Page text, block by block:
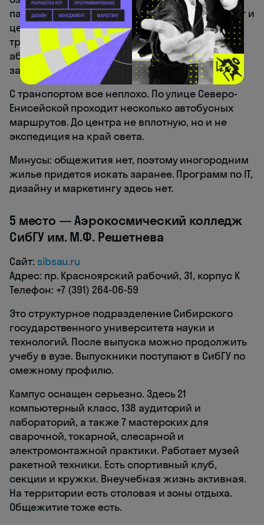
партнеров. Доступны образовательный кредит и
целевое обучение с гарантией
трудоустройства. Для льготных категорий
абитуриентов действуют отдельные условия
зачисления.
С транспортом все неплохо. По улице Северо-
Енисейской проходит несколько автобусных
маршрутов. До центра не вплотную, но и не
экспедиция на край света.
Минусы: общежития нет, поэтому иногородним
жилье придется искать заранее. Программ по IT,
дизайну и маркетингу здесь нет.
5 место — Аэрокосмический колледж
СибГУ им. М.Ф. Решетнева
Сайт: sibsau.ru
Адрес: пр. Красноярский рабочий, 31, корпус К
Телефон: +7 (391) 264-06-59
Это структурное подразделение Сибирского
государственного университета науки и
технологий. После выпуска можно продолжить
учебу в вузе. Выпускники поступают в СибГУ по
смежному профилю.
Кампус оснащен серьезно. Здесь 21
компьютерный класс, 138 аудиторий и
лабораторий, а также 7 мастерских для
сварочной, токарной, слесарной и
электромонтажной практики. Работает музей
ракетной техники. Есть спортивный клуб,
секции и кружки. Внеучебная жизнь активная.
На территории есть столовая и зоны отдыха.
Общежитие тоже есть.